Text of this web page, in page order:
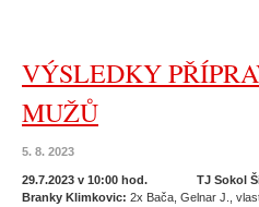
VÝSLEDKY
MUŽŮ
5. 8. 2023
29.7.2023 v 10:00 hod. TJ Sokol
Branky Klimkovic: 2x Bača, Gelnar J.,